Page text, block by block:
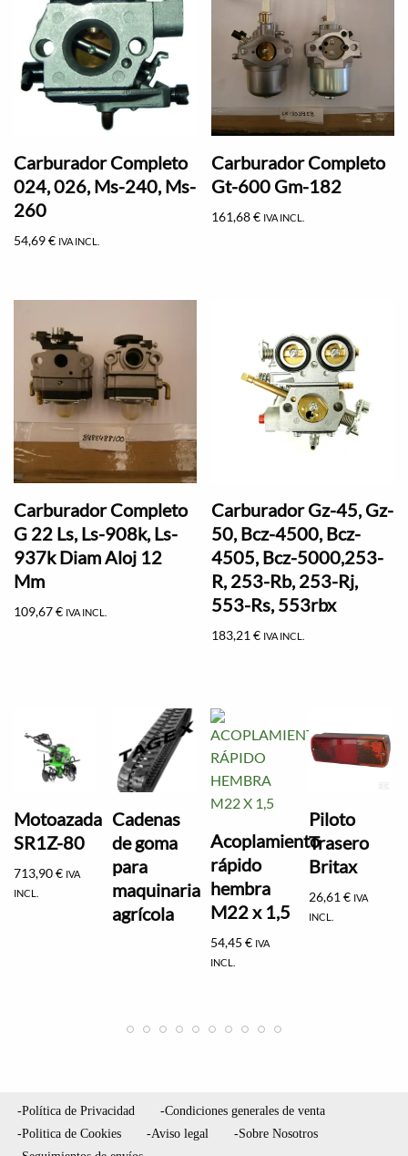
Carburador Completo
024, 026, Ms-240, Ms-
260
54,69€ IVA INCL.
Carburador Completo
Gt-600 Gm-182
161,68€ IVA INCL.
Carburador Completo
G 22 Ls, Ls-908k, Ls-
937k Diam Aloj 12
Mm
109,67€ IVA INCL.
Carburador Gz-45, Gz-
50, Bcz-4500, Bcz-
4505, Bcz-5000,253-
R, 253-Rb, 253-Rj,
553-Rs, 553rbx
183,21€ IVA INCL.
Motoazada
SR1Z-80
713,90€ IVA
INCL.
Cadenas
de goma
para
maquinaria
agrícola
Acoplamiento
rápido
hembra
M22 x 1,5
54,45€ IVA
INCL.
Piloto
Trasero
Britax
26,61€ IVA
INCL.
-Política de Privacidad
-Condiciones generales de venta
-Politica de Cookies
-Aviso legal
-Sobre Nosotros